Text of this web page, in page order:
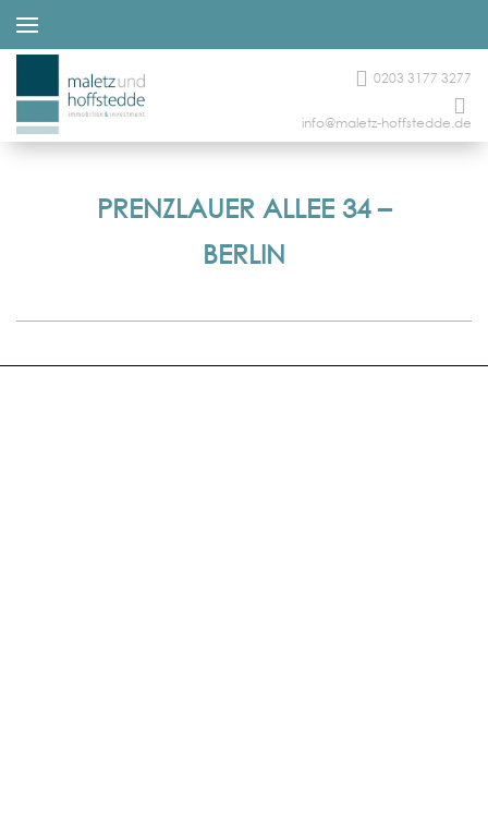
0203 3177 3277
info@maletz-hoffstedde.de
PRENZLAUER ALLEE 34 –
BERLIN